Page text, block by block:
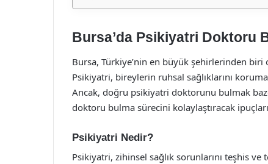
Bursa’da Psikiyatri Doktoru
Bursa, Türkiye’nin en büyük şehirlerinden biri
Psikiyatri, bireylerin ruhsal sağlıklarını
Ancak, doğru psikiyatri doktorunu bulmak
doktoru bulma sürecini kolaylaştıracak
Psikiyatri Nedir?
Psikiyatri, zihinsel sağlık sorunlarını teşhis ve